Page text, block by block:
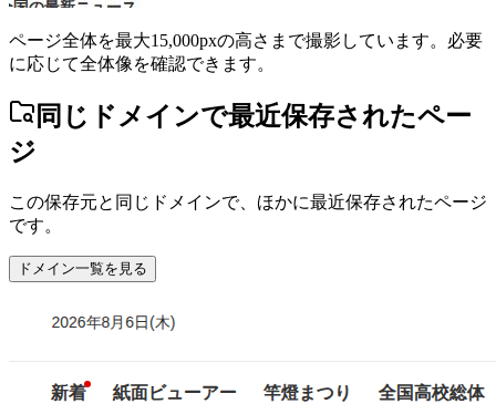
ページ全体を最大15,000pxの高さまで撮影しています。必要
に応じて全体像を確認できます。
同じドメインで最近保存されたペー
ジ
この保存元と同じドメインで、ほかに最近保存されたページ
です。
ドメイン一覧を見る